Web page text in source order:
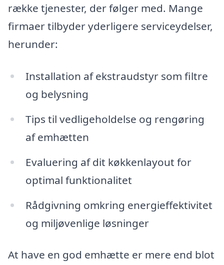
række tjenester, der følger med. Mange
firmaer tilbyder yderligere serviceydelser,
herunder:
Installation af ekstraudstyr som filtre
og belysning
Tips til vedligeholdelse og rengøring
af emhætten
Evaluering af dit køkkenlayout for
optimal funktionalitet
Rådgivning omkring energieffektivitet
og miljøvenlige løsninger
At have en god emhætte er mere end blot